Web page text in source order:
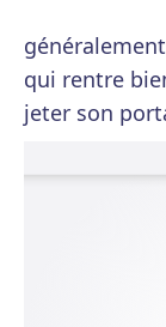
qui rentre
jeter son